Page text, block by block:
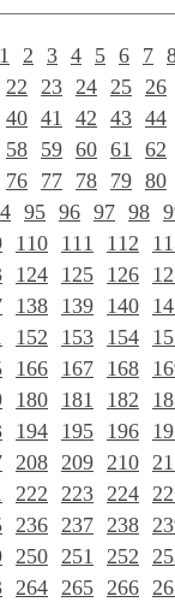
2 3 4 5 6 7
22 23 24 25 26
40 41 42 43 44
58 59 60 61 62
76 77 78 79 80
95 96 97 98
110 111 112
124 125 126
138 139 140
152 153 154
166 167 168
180 181 182
194 195 196
208 209 210
222 223 224
236 237 238
250 251 252
264 265 266